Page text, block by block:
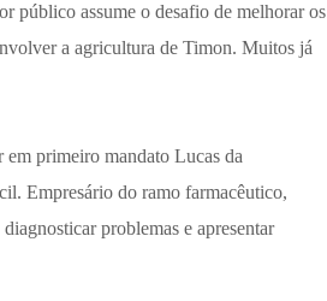
público assume o desafio de melhorar os
a agricultura de Timon. Muitos já
em primeiro mandato Lucas da
Empresário do ramo farmacêutico,
problemas e apresentar